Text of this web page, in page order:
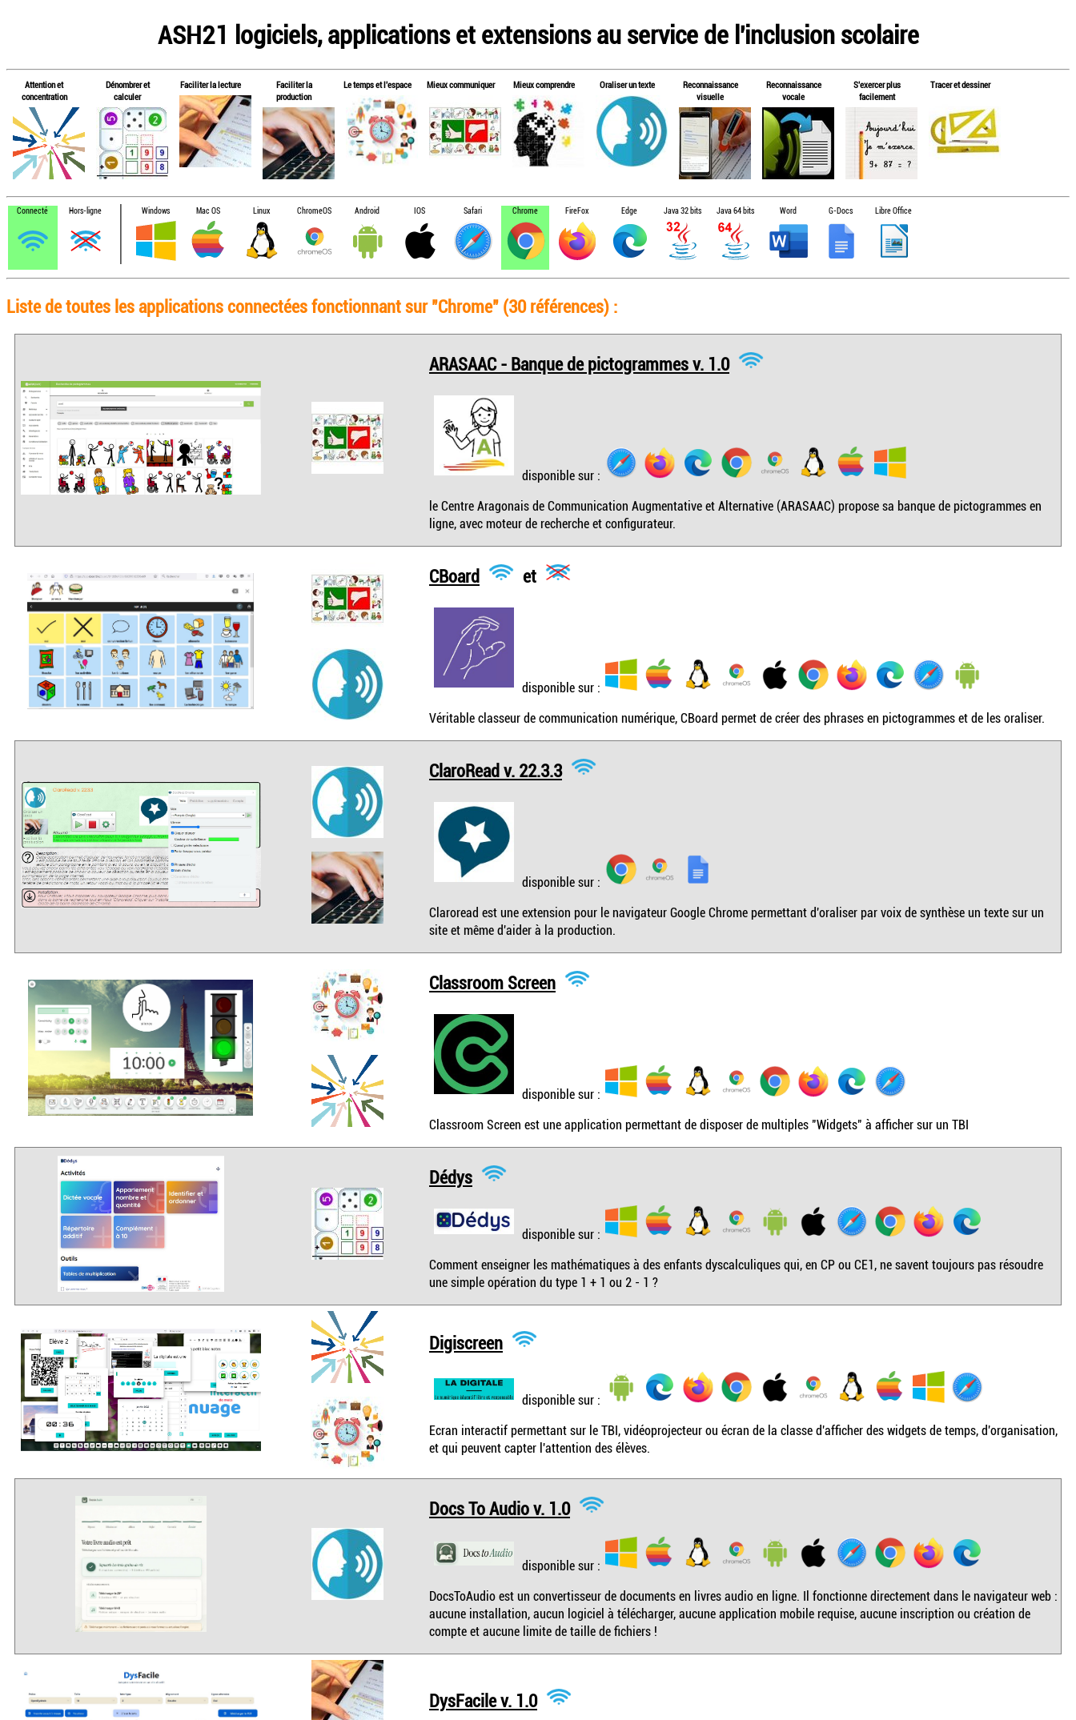
ASH21 logiciels, applications et extensions au service de l'inclusion scolaire
Attention et
concentration
Dénombrer et
calculer
Faciliter la lecture
Faciliter la
production
Le temps et l'espace Mieux communiquer Mieux comprendre Oraliser un texte
Reconnaissance
visuelle
Reconnaissance
vocale
S'exercer plus
facilement
Tracer et dessiner
Connecté Hors-ligne Windows Mac OS Linux ChromeOS Android IOS Safari Chrome FireFox Edge Java 32 bits Java 64 bits Word G-Docs Libre Office
Liste de toutes les applications connectées fonctionnant sur "Chrome" (30 références) :
ARASAAC - Banque de pictogrammes v. 1.0
disponible sur :
le Centre Aragonais de Communication Augmentative et Alternative (ARASAAC) propose sa banque de pictogrammes en
ligne, avec moteur de recherche et configurateur.
CBoard et
disponible sur :
Véritable classeur de communication numérique, CBoard permet de créer des phrases en pictogrammes et de les oraliser.
ClaroRead v. 22.3.3
disponible sur :
Claroread est une extension pour le navigateur Google Chrome permettant d'oraliser par voix de synthèse un texte sur un
site et même d'aider à la production.
Classroom Screen
disponible sur :
Classroom Screen est une application permettant de disposer de multiples "Widgets" à afficher sur un TBI
Dédys
disponible sur :
Comment enseigner les mathématiques à des enfants dyscalculiques qui, en CP ou CE1, ne savent toujours pas résoudre
une simple opération du type 1 + 1 ou 2 - 1 ?
Digiscreen
disponible sur :
Ecran interactif permettant sur le TBI, vidéoprojecteur ou écran de la classe d'afficher des widgets de temps, d'organisation,
et qui peuvent capter l'attention des élèves.
Docs To Audio v. 1.0
disponible sur :
DocsToAudio est un convertisseur de documents en livres audio en ligne. Il fonctionne directement dans le navigateur web :
aucune installation, aucun logiciel à télécharger, aucune application mobile requise, aucune inscription ou création de
compte et aucune limite de taille de fichiers !
DysFacile v. 1.0